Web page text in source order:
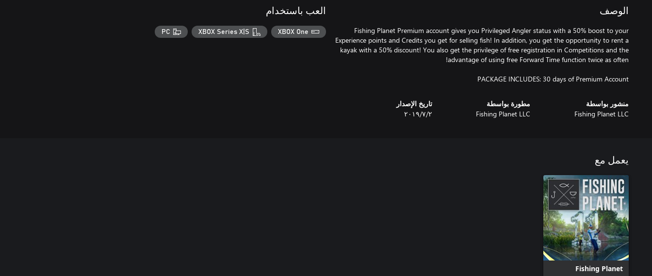
الوصف
Fishing Planet Premium account gives you Privileged Angler status with a 50% boost to your
Experience points and Credits you get for selling fish! In addition, you get the opportunity to rent a
kayak with a 50% discount! You also get the privilege of free registration in Competitions and the
PACKAGE INCLUDES: 30 days of Premium Account
منشور بواسطة
Fishing Planet LLC
مطورة بواسطة
Fishing Planet LLC
تاريخ الإصدار
٢‏/٧‏/٢٠١٩
العب باستخدام
XBOX One
XBOX Series X|S
PC
يعمل مع
Fishing Planet